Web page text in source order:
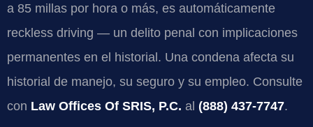
a 85 millas por hora o más, es automáticamente
reckless driving — un delito penal con implicaciones
permanentes en el historial. Una condena afecta su
historial de manejo, su seguro y su empleo. Consulte
con Law Offices Of SRIS, P.C. al (888) 437-7747.